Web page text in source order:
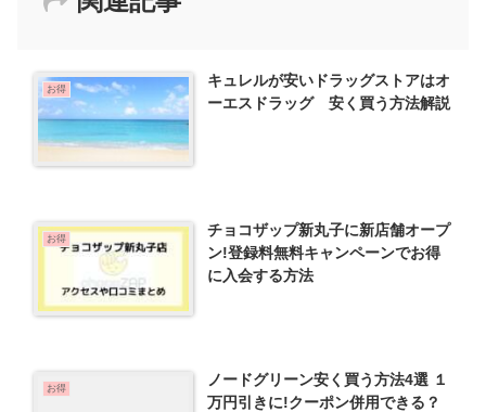
お得
キュレルが安いドラッグストアはオ
ーエスドラッグ 安く買う方法解説
お得
チョコザップ新丸子に新店舗オープ
ン!登録料無料キャンペーンでお得
に入会する方法
お得
ノードグリーン安く買う方法4選 １
万円引きに!クーポン併用できる？